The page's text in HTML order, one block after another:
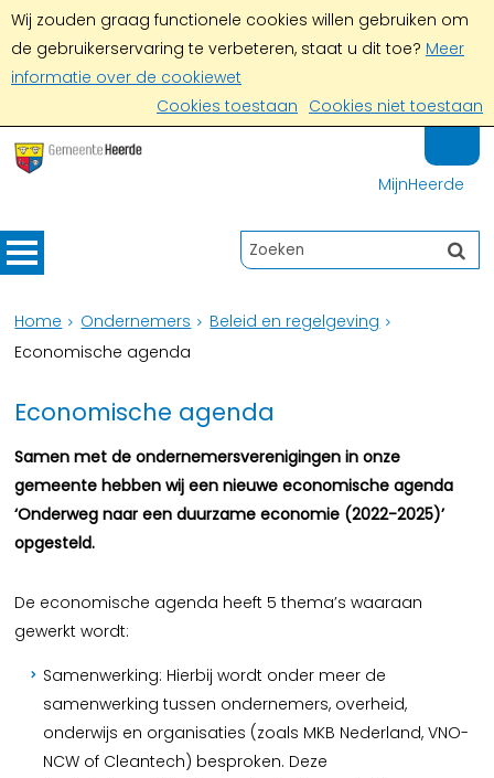
Wij zouden graag functionele cookies willen gebruiken om
de gebruikerservaring te verbeteren, staat u dit toe? Meer
informatie over de cookiewet
Cookies toestaan Cookies niet toestaan
MijnHeerde
Home Ondernemers
Beleid en regelgeving
Economische agenda
Economische agenda
Samen met de ondernemersverenigingen in onze
gemeente hebben wij een nieuwe economische agenda
‘Onderweg naar een duurzame economie (2022-2025)’
opgesteld.
De economische agenda heeft 5 thema’s waaraan
gewerkt wordt:
Samenwerking: Hierbij wordt onder meer de
samenwerking tussen ondernemers, overheid,
onderwijs en organisaties (zoals MKB Nederland, VNO-
NCW of Cleantech) besproken. Deze